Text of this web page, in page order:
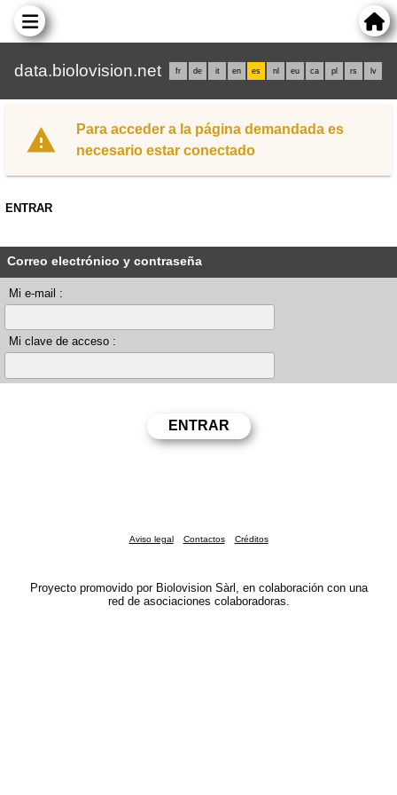
data.biolovision.net fr de it en es nl eu ca pl rs lv
Para acceder a la página demandada es
necesario estar conectado
ENTRAR
Correo electrónico y contraseña
Mi e-mail :
Mi clave de acceso :
Aviso legal Contactos Créditos
Proyecto promovido por Biolovision Sàrl, en colaboración con una
red de asociaciones colaboradoras.